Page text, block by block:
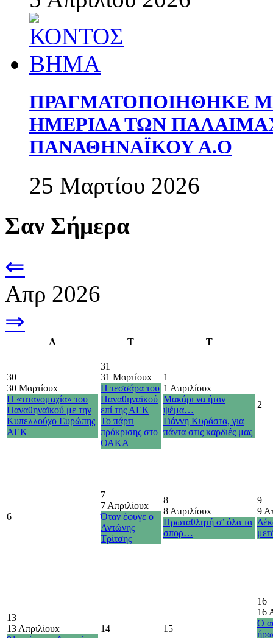
ΠΡΑΓΜΑΤΟΠΟΙΗΘΗΚΕ
ΗΜΕΡΙΔΑ ΤΩΝ
ΠΑΝΑΘΗΝΑΪΚΟΥ Α.Ο
25 Μαρτίου 2026
Σαν Σήμερα
⇐
Απρ 2026
⇒
Δ Τ Τ
30
30 Μαρτίουx
Η «τιτανομαχία» του
Παναθηναϊκού με την
Κυπελλούχο Ευρώπης
ΑΕΚ
31
31 Μαρτίουx
Η τεσσάρα του
Παναθηναϊκού
επί της ΑΕΚ
Το πάρτι
πρόκρισης στο
ΟΑΚΑ
1
1 Απριλίουx
Μακάρι να ήταν
ψέμα…
Γιάννη Κυράστα, για
πάντα στις καρδιές μας
2
6
7
7 Απριλίουx
Όταν έφυγε ο
Αντώνης
Τρίτσης
8
8 Απριλίουx
Πρωταθλητή σ’ όλα τα
σπορ…
9
9
13
13 Απριλίουx
14 15
16
16
Ο